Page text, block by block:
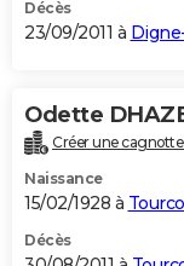
Décès
23/09/2011 à
Odette
Créer une
Naissance
15/02/1928 à
Décès